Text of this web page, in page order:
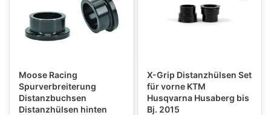
Moose Racing
Spurverbreiterung
Distanzbuchsen
Distanzhülsen hinten
X-Grip Distanzhülsen Set
für vorne KTM
Husqvarna Husaberg bis
Bj. 2015